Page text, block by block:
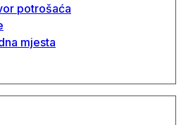
potrošaća
mjesta